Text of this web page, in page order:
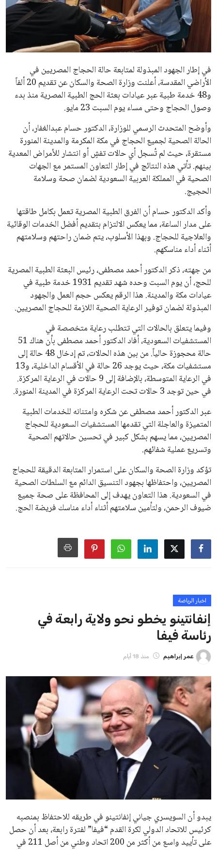
علوم وتكنولوجيا
المرأة والجمال
محافظات
يبدو أن السويسري جياني إنفانتينو في طريقه للاحتفاظ بمنصبه
كرئيس للاتحاد الدولي لكرة القدم “فيفا” لفترة رابعة، بعد أن حصل
الجمعية العمومية. مما يعزز فرصته للفوز في الانتخابات المقررة عام
2027، ويجعله المرشح الأكثر حظًا حتى الآن.
هذا الدعم الواسع يأتي على الرغم من الانتقادات التي وجهت
لإنفانتينو في الآونة الأخيرة. حتى الآن، لم يتقدم أي مرشح منافس
في السباق الانتخابي، ولم تتمكن الأصوات المعارضة من التوصل إلى
اسم يوازن موقف إنفانتينو، قبل انتهاء فترة الترشح في نوفمبر
المقبل.
يعتمد إنفانتينو على قاعدة دعم قوية من الاتحادات القارية المختلفة،
بما في ذلك الاتحاد الأفريقي والآسيوي، بالإضافة إلى دعم غالبية
اتحادات أمريكا الجنوبية والكونكاكاف. وقد ساهمت مجموعة من
القرارات التي اتخذها في زيادة الموارد المالية لهذه الاتحادات، فضلاً
عن رفع عدد الفرق المشاركة في كأس العالم، وإطلاق بطولات دولية
جديدة تحت مظلة “فيفا”.
على الجانب الآخر، تتركز المعارضة بشكل ملحوظ داخل القارة
الأوروبية، حيث ارتفعت حدة الانتقادات الموجهة إلى إنفانتينو
بسبب التوسع المستمر في البطولات الدولية وأثر ذلك على الجدول
الزمني للمسابقات المحلية. وقد دعا رئيس رابطة الدوري الإسباني،
خافيير تيباس، إلى تنحّي إنفانتينو، معتبراً أن سياساته تضر بصناعة
كرة القدم وتزيد من ضغوط المباريات.
على الرغم من هذه الانتقادات، تشير التوقعات إلى أن إنفانتينو
يمتلك فرصًا كبيرة للفوز بولاية جديدة، خصوصًا في ظل غياب
منافس قوي يتمتع بإجماع داخل الأسرة الكروية الدولية. هذا يعزز
من فرص استمراره في قيادة “فيفا” حتى عام 2031.
ايوا مصر
الاخبار الشائعة
إنفانتينو يخطو نحو ولاية رابعة في رئاسة فيفا
عمر إبراهيم
مستثمر هندي بريطاني يسعى لامتلاك حصة
عمر إبراهيم 22 يوليو 2026